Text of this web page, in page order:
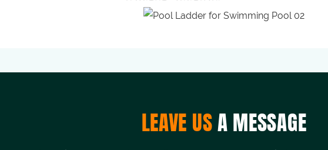
LEAVE USA MESSAGE